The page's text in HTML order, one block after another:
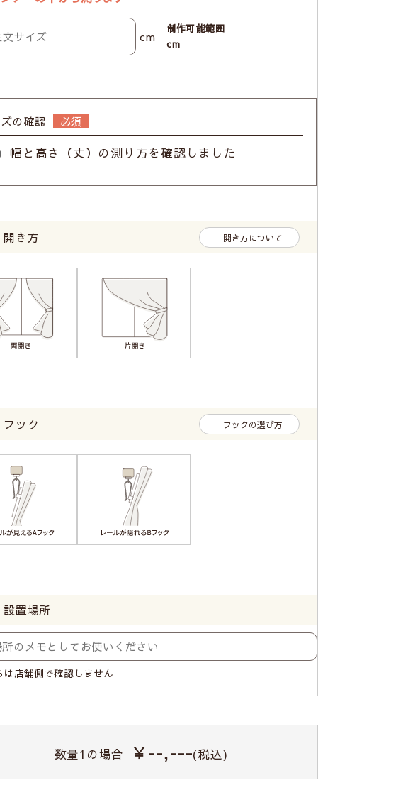
cm
制作可能範囲
cm
の確認
幅と高さ（丈）の測り方を確認しました
開き方 開き方について
フック フックの選び方
設置場所
店舗側で確認しません
数量1 の場合 ￥--,---(税込)